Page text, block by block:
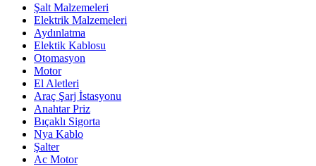
Şalt Malzemeleri
Elektrik Malzemeleri
Aydınlatma
Elektik Kablosu
Otomasyon
Motor
El Aletleri
Araç Şarj İstasyonu
Anahtar Priz
Bıçaklı Sigorta
Nya Kablo
Şalter
Ac Motor